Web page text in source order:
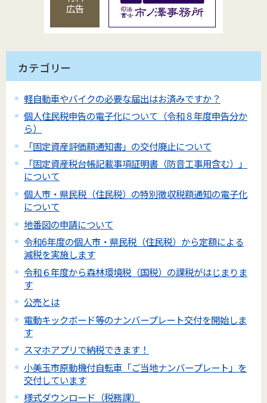
広告
カテゴリー
軽自動車やバイクの必要な届出はお済みですか？
個人住民税申告の電子化について（令和８年度申告分か
ら）
「固定資産評価額通知書」の交付廃止について
「固定資産税台帳記載事項証明書（防音工事用含む）」
について
個人市・県民税（住民税）の特別徴収税額通知の電子化
について
地番図の申請について
令和6年度の個人市・県民税（住民税）から定額による
減税を実施します
令和６年度から森林環境税（国税）の課税がはじまりま
す
公売とは
電動キックボード等のナンバープレート交付を開始しま
す
スマホアプリで納税できます！
小美玉市原動機付自転車「ご当地ナンバープレート」を
交付しています
様式ダウンロード（税務課）